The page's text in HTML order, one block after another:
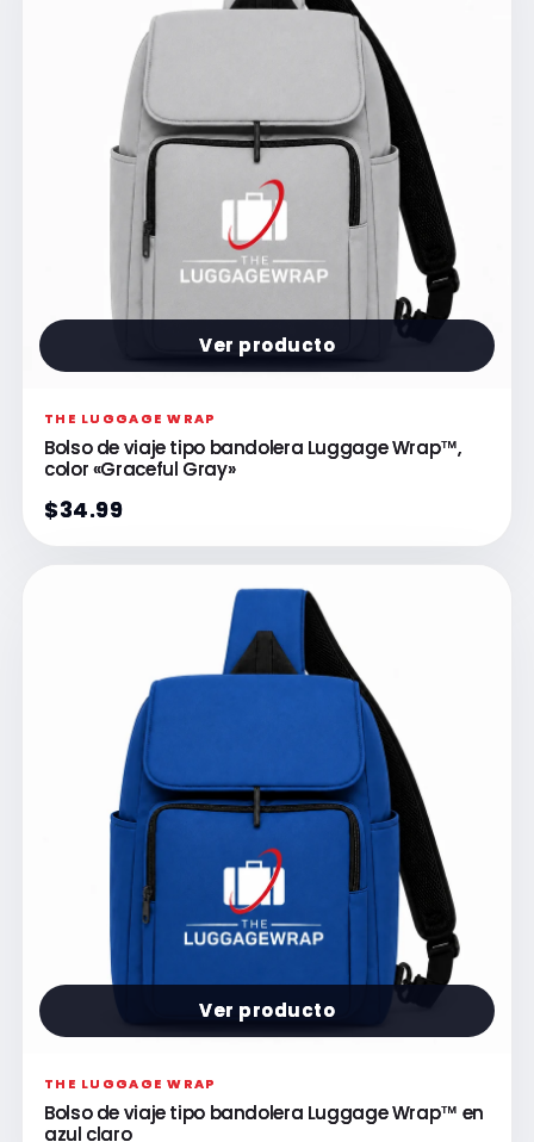
Ver producto
THE LUGGAGE WRAP
Bolso de viaje tipo bandolera Luggage Wrap™,
color «Graceful Gray»
$34.99
Ver producto
THE LUGGAGE WRAP
Bolso de viaje tipo bandolera Luggage Wrap™ en
azul claro